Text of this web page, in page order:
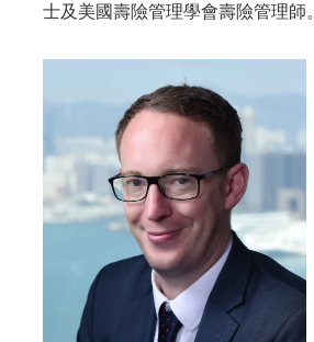
士及美國壽險管理學會壽險管理師。